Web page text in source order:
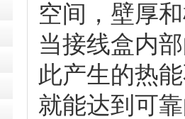
空间，壁厚
当接线盒内
此产生的热
就能达到可